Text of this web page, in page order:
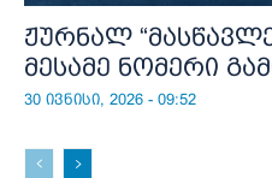
ჟურნალ
მესამე ნომერი
30 ივნისი, 2026 - 09:52